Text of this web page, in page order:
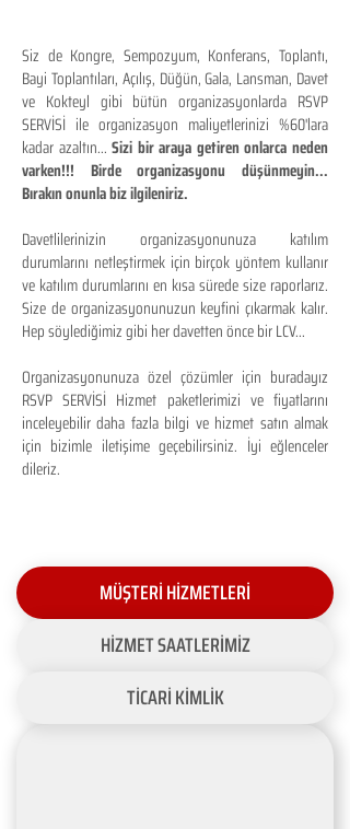
Siz de Kongre, Sempozyum, Konferans, Toplantı,
Bayi Toplantıları, Açılış, Düğün, Gala, Lansman, Davet
ve Kokteyl gibi bütün organizasyonlarda RSVP
SERVİSİ ile organizasyon maliyetlerinizi %60'lara
kadar azaltın...Sizi bir araya getiren onlarca neden
varken!!! Birde organizasyonu düşünmeyin...
Bırakın onunla biz ilgileniriz.
Davetlilerinizin organizasyonunuza katılım
durumlarını netleştirmek için birçok yöntem kullanır
ve katılım durumlarını en kısa sürede size raporlarız.
Size de organizasyonunuzun keyfini çıkarmak kalır.
Hep söylediğimiz gibi her davetten önce bir LCV...
Organizasyonunuza özel çözümler için buradayız
RSVP SERVİSİ Hizmet paketlerimizi ve fiyatlarını
inceleyebilir daha fazla bilgi ve hizmet satın almak
için bizimle iletişime geçebilirsiniz. İyi eğlenceler
dileriz.
MÜŞTERİ HİZMETLERİ
HİZMET SAATLERİMİZ
TİCARİ KİMLİK